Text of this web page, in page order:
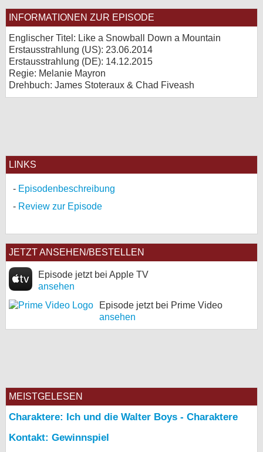
INFORMATIONEN ZUR EPISODE
Englischer Titel: Like a Snowball Down a Mountain
Erstausstrahlung (US): 23.06.2014
Erstausstrahlung (DE): 14.12.2015
Regie: Melanie Mayron
Drehbuch: James Stoteraux & Chad Fiveash
LINKS
Episodenbeschreibung
Review zur Episode
JETZT ANSEHEN/BESTELLEN
Episode jetzt bei Apple TV
ansehen
Episode jetzt bei Prime Video
ansehen
MEISTGELESEN
Charaktere: Ich und die Walter Boys - Charaktere
Kontakt: Gewinnspiel
Nutzungsbedingungen
Datenschutz
Cookie-Einstellungen
Impressum